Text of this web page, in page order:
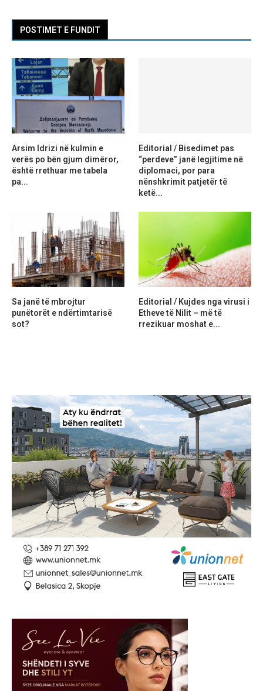
POSTIMET E FUNDIT
Arsim Idrizi në kulmin e
verës po bën gjum dimëror,
është rrethuar me tabela
pa...
Editorial / Bisedimet pas
“perdeve” janë legjitime në
diplomaci, por para
nënshkrimit patjetër të
ketë...
Sa janë të mbrojtur
punëtorët e ndërtimtarisë
sot?
Editorial / Kujdes nga virusi i
Etheve të Nilit – më të
rrezikuar moshat e...